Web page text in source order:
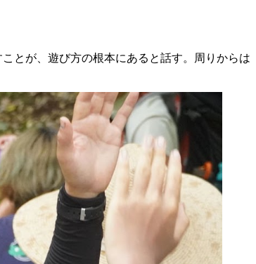
とが、遊び方の根本にあると話す。周りからは